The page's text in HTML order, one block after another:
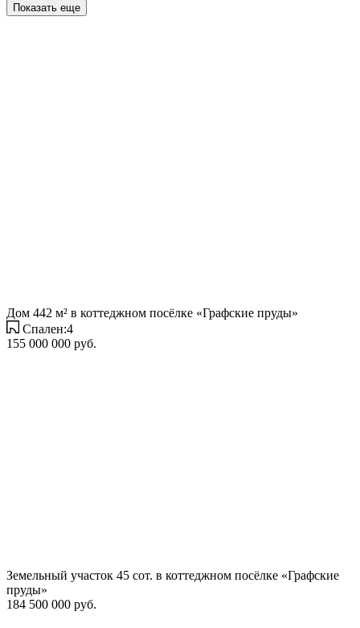
Показать еще
Дом 442 м² в коттеджном посёлке «Графские пруды»
Спален:4
155 000 000 руб.
Земельный участок 45 сот. в коттеджном посёлке «Графские
пруды»
184 500 000 руб.